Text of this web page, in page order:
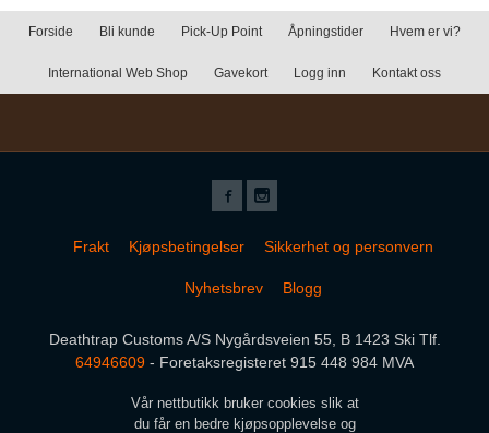
Forside Bli kunde Pick-Up Point Åpningstider Hvem er vi?
International Web Shop Gavekort Logg inn Kontakt oss
Frakt Kjøpsbetingelser Sikkerhet og personvern
Nyhetsbrev Blogg
Deathtrap Customs A/S Nygårdsveien 55, B 1423 Ski Tlf.
64946609 - Foretaksregisteret 915 448 984 MVA
Vår nettbutikk bruker cookies slik at
du får en bedre kjøpsopplevelse og